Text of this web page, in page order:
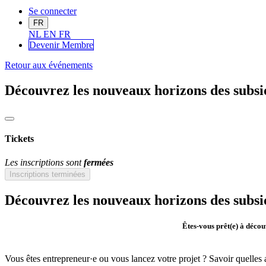
Se connecter
FR
NL EN FR
Devenir Membre
Retour aux événements
Découvrez les nouveaux horizons des
Tickets
Les inscriptions sontfermées
Inscriptions terminées
Découvrez les nouveaux horizons des
Êtes-vous prêt(e) à
Vous êtes entrepreneur·e ou vous lancez votre projet ? Savoir